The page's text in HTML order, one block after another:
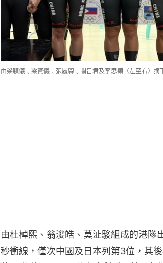
由梁穎儀﹑梁寶儀﹑張履檾﹑關旨君及李思穎（左至右）摘
由杜棹熙、翁浚皓、莫沚駿組成的港
秒衝線，僅次中國及日本列第3位，其